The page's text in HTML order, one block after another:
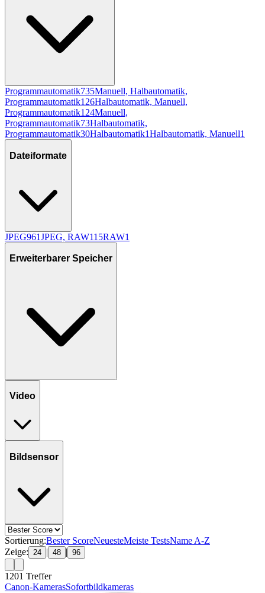
Programmautomatik735Manuell, Halbautomatik,
Programmautomatik126Halbautomatik, Manuell,
Programmautomatik124Manuell,
Programmautomatik73Halbautomatik,
Programmautomatik30Halbautomatik1Halbautomatik, Manuell1
Dateiformate
JPEG961JPEG, RAW115RAW1
Erweiterbarer Speicher
Video
Bildsensor
Sortierung:Bester ScoreNeuesteMeiste TestsName A-Z
Zeige: 24 | 48 | 96
1201 Treffer
Canon-KamerasSofortbildkameras